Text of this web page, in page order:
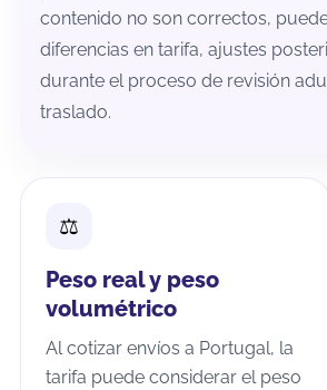
contenido no son correctos,
diferencias en tarifa, ajustes
durante el proceso de revisión
traslado.
Peso real y peso
volumétrico
Al cotizar envíos a Portugal, la
tarifa puede considerar el peso